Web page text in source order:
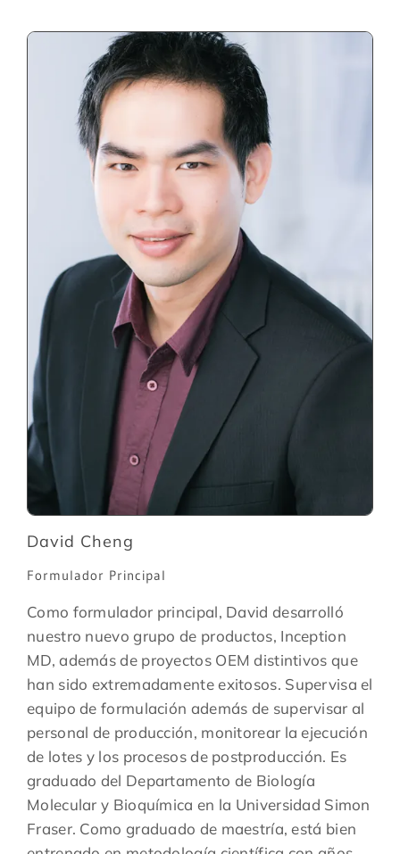
David Cheng
Formulador Principal
Como formulador principal, David desarrolló
nuestro nuevo grupo de productos, Inception
MD, además de proyectos OEM distintivos que
han sido extremadamente exitosos. Supervisa el
equipo de formulación además de supervisar al
personal de producción, monitorear la ejecución
de lotes y los procesos de postproducción. Es
graduado del Departamento de Biología
Molecular y Bioquímica en la Universidad Simon
Fraser. Como graduado de maestría, está bien